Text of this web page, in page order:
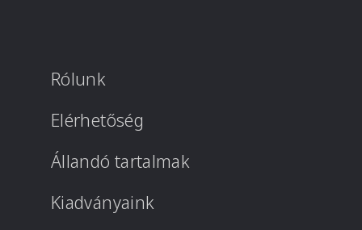
Rólunk
Elérhetőség
Állandó tartalmak
Kiadványaink